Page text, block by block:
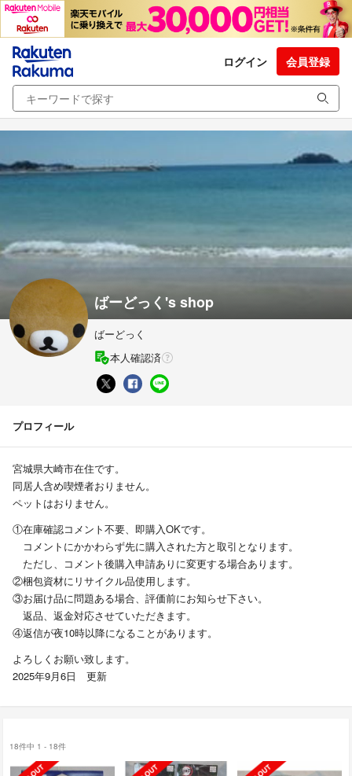
ログイン 会員登録
ばーどっく's shop
ばーどっく
本人確認済
プロフィール
宮城県大崎市在住です。
同居人含め喫煙者おりません。
ペットはおりません。
①在庫確認コメント不要、即購入OKです。
コメントにかかわらず先に購入された方と取引となります。
ただし、コメント後購入申請ありに変更する場合あります。
②梱包資材にリサイクル品使用します。
③お届け品に問題ある場合、評価前にお知らせ下さい。
返品、返金対応させていただきます。
④返信が夜10時以降になることがあります。
よろしくお願い致します。
2025年9月6日 更新
18件中 1 - 18件